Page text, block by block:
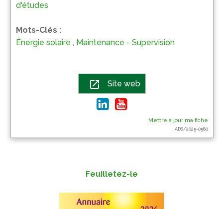
d'études
Mots-Clés :
Énergie solaire , Maintenance - Supervision
open_in_new Site web
Mettre à jour ma fiche
ADS/2025-0580
Feuilletez-le